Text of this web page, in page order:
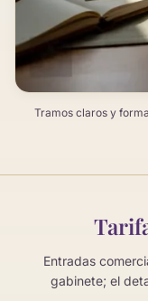
Tramos claros y
Entradas
gabinete; el